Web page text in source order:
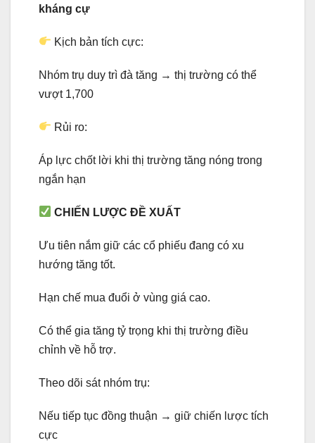
kháng cự
Kịch bản tích cực:
Nhóm trụ duy trì đà tăng → thị trường có thể
vượt 1,700
Rủi ro:
Áp lực chốt lời khi thị trường tăng nóng trong
ngắn hạn
CHIẾN LƯỢC ĐỀ XUẤT
Ưu tiên nắm giữ các cổ phiếu đang có xu
hướng tăng tốt.
Hạn chế mua đuổi ở vùng giá cao.
Có thể gia tăng tỷ trọng khi thị trường điều
chỉnh về hỗ trợ.
Theo dõi sát nhóm trụ:
Nếu tiếp tục đồng thuận → giữ chiến lược tích
cực